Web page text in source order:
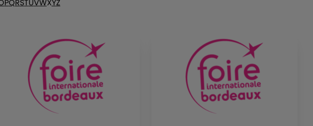
PQRSTUVWXYZ